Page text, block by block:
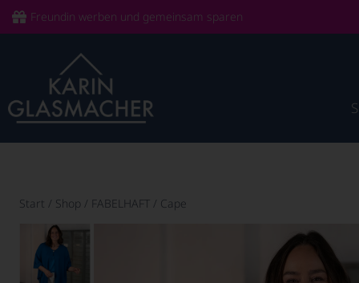
Freundin werben und gemeinsam sparen
Start / Shop / FABELHAFT / Cape